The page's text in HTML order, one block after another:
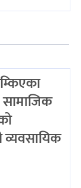
सामाजिक
व्यवसायिक